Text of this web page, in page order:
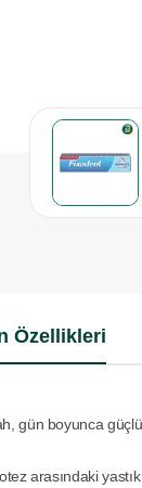
Özellikleri
gün boyunca güçlü
arasındaki